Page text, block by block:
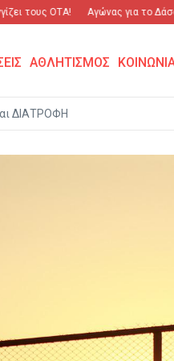
τους ΟΤΑ! Αγώνας για το Δάσος
ΑΘΛΗΤΙΣΜΟΣ
ΔΙΑΤΡΟΦΗ